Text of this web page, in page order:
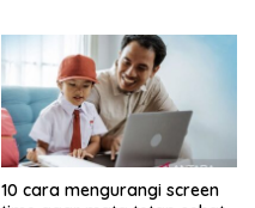
10 cara mengurangi screen